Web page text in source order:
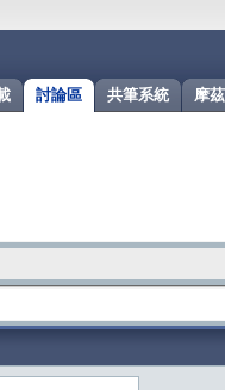
摩
共筆系統
討論區